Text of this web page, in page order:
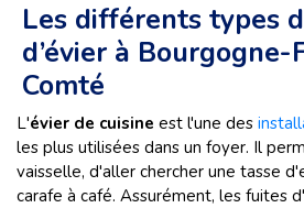
Les différents types
d’évier à Bourgogne-
Comté
L'évier de cuisine est l'une des
les plus utilisées dans un foyer. Il
vaisselle, d'aller chercher une tasse
carafe à café. Assurément, les fuites